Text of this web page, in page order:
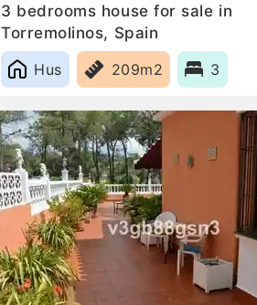
3 bedrooms house for sale in
Torremolinos, Spain
Hus
209m2 3